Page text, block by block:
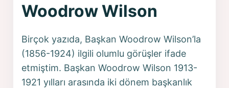
Woodrow Wilson
Birçok yazıda, Başkan Woodrow Wilson’la
(1856-1924) ilgili olumlu görüşler ifade
etmiştim. Başkan Woodrow Wilson 1913-
1921 yılları arasında iki dönem başkanlık